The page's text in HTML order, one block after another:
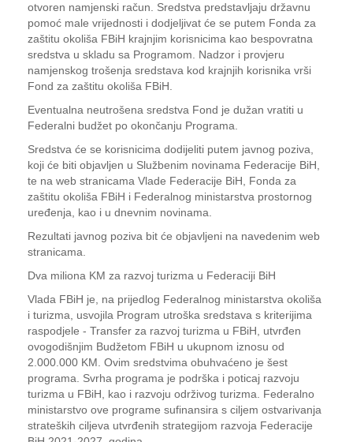
otvoren namjenski račun. Sredstva predstavljaju državnu
pomoć male vrijednosti i dodjeljivat će se putem Fonda za
zaštitu okoliša FBiH krajnjim korisnicima kao bespovratna
sredstva u skladu sa Programom. Nadzor i provjeru
namjenskog trošenja sredstava kod krajnjih korisnika vrši
Fond za zaštitu okoliša FBiH.
Eventualna neutrošena sredstva Fond je dužan vratiti u
Federalni budžet po okončanju Programa.
Sredstva će se korisnicima dodijeliti putem javnog poziva,
koji će biti objavljen u Službenim novinama Federacije BiH,
te na web stranicama Vlade Federacije BiH, Fonda za
zaštitu okoliša FBiH i Federalnog ministarstva prostornog
uređenja, kao i u dnevnim novinama.
Rezultati javnog poziva bit će objavljeni na navedenim web
stranicama.
Dva miliona KM za razvoj turizma u Federaciji BiH
Vlada FBiH je, na prijedlog Federalnog ministarstva okoliša
i turizma, usvojila Program utroška sredstava s kriterijima
raspodjele - Transfer za razvoj turizma u FBiH, utvrđen
ovogodišnjim Budžetom FBiH u ukupnom iznosu od
2.000.000 KM. Ovim sredstvima obuhvaćeno je šest
programa. Svrha programa je podrška i poticaj razvoju
turizma u FBiH, kao i razvoju održivog turizma. Federalno
ministarstvo ove programe sufinansira s ciljem ostvarivanja
strateških ciljeva utvrđenih strategijom razvoja Federacije